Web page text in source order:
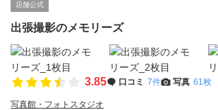
店舗公式
出張撮影のメモリーズ
3.85 口コミ 7件 写真 61枚
写真館・フォトスタジオ